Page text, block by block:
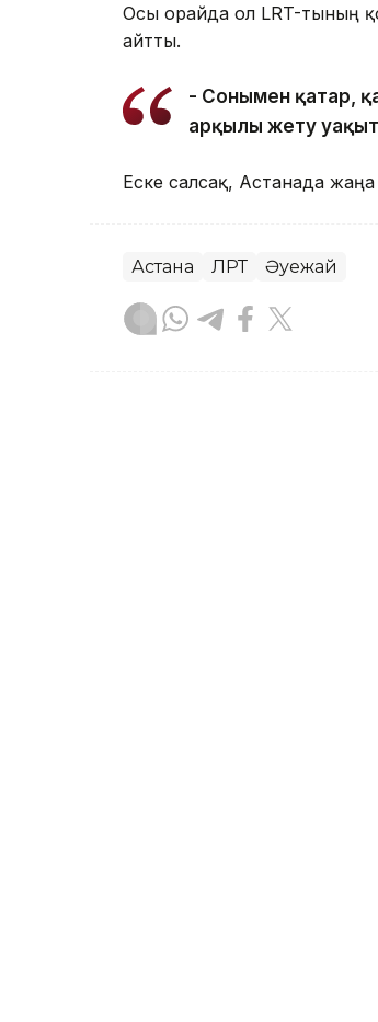
Осы орайда ол LRT-тының
айтты.
- Сонымен қатар,
арқылы жету уақыт
Еске салсақ, Астанада
Астана ЛРТ Әуежай